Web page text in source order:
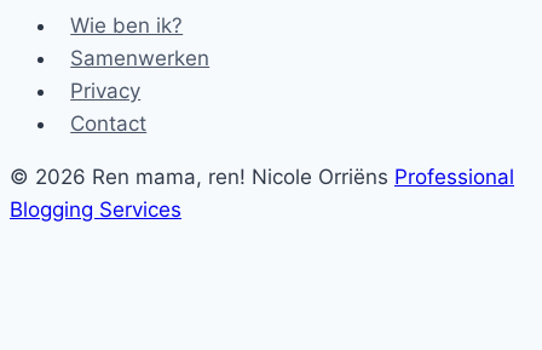
Wie ben ik?
Samenwerken
Privacy
Contact
© 2026 Ren mama, ren! Nicole Orriëns Professional
Blogging Services